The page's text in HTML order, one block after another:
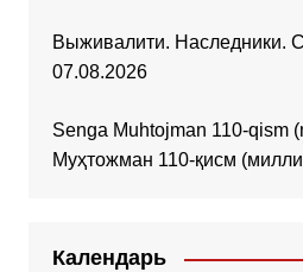
Выживалити. Наследники.
07.08.2026
Senga Muhtojman 110-qism
Муҳтожман 110-қисм
Календарь